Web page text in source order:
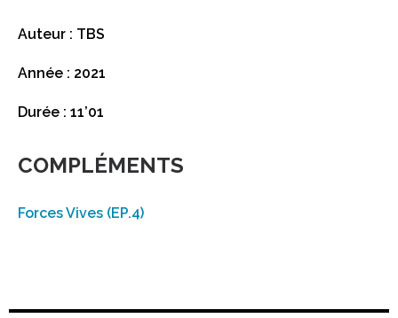
Auteur : TBS
Année : 2021
Durée : 11’01
COMPLÉMENTS
Forces Vives (EP.4)